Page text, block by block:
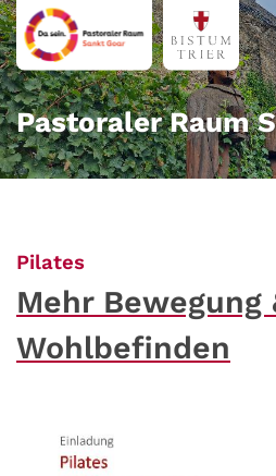
Zum Inhalt springen
Pastoraler Raum
Pilates:
Mehr Bewegung
Wohlbefinden